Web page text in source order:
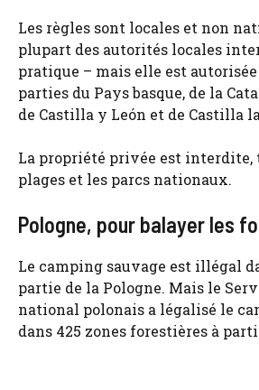
Les règles sont locales et non
plupart des autorités locales
pratique – mais elle est
parties du Pays basque, de la
de Castilla y León et de Castilla
La propriété privée est interdite,
plages et les parcs nationaux.
Pologne, pour balayer les
Le camping sauvage est illégal
partie de la Pologne. Mais le
national polonais a légalisé le
dans 425 zones forestières à